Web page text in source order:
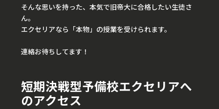
そんな思いを持った、本気で旧帝大に合格したい生徒さ
ん。
エクセリアなら「本物」の授業を受けられます。
連絡お待ちしてます！
短期決戦型予備校エクセリアへ
のアクセス